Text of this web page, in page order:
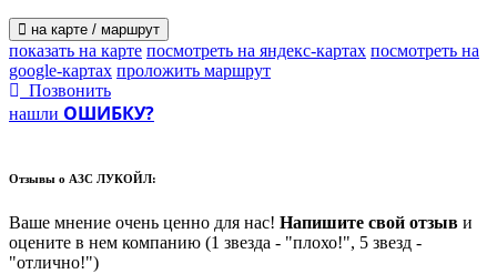
на карте / маршрут
показать на карте посмотреть на яндекс-картах посмотреть на
google-картах проложить маршрут
Позвонить
нашли ОШИБКУ?
Отзывы о АЗС ЛУКОЙЛ:
Ваше мнение очень ценно для нас! Напишите свой отзыв и
оцените в нем компанию (1 звезда - "плохо!", 5 звезд -
"отлично!")